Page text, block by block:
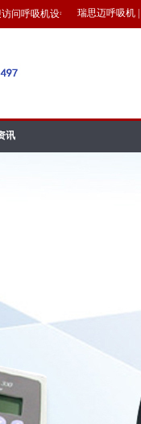
问呼吸机设备网!!!瑞思迈呼吸机
讯